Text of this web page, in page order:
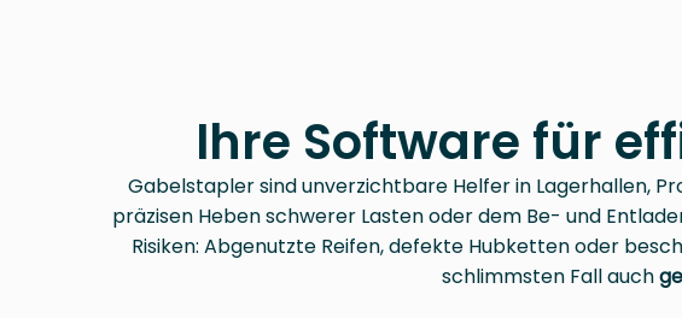
Ihre Software für
Gabelstapler sind unverzichtbare Helfer in Lagerhallen,
präzisen Heben schwerer Lasten oder dem Be- und
Risiken: Abgenutzte Reifen, defekte Hubketten oder
schlimmsten Fall auch